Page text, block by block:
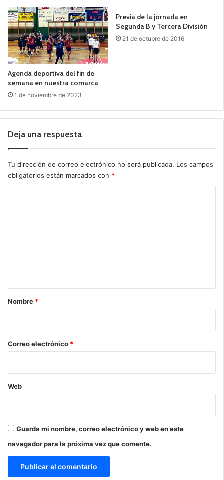
Agenda deportiva del fin de
semana en nuestra comarca
1 de noviembre de 2023
Previa de la jornada en
Segunda B y Tercera División
21 de octubre de 2016
Deja una respuesta
Tu dirección de correo electrónico no será publicada. Los campos
obligatorios están marcados con *
r
*
Nombre *
Correo electrónico *
Web
Guarda mi nombre, correo electrónico y web en este
navegador para la próxima vez que comente.